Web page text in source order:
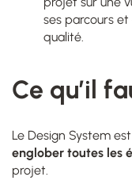
ses parcours et
qualité.
Ce qu’il
Le Design System est
englober toutes les
projet.